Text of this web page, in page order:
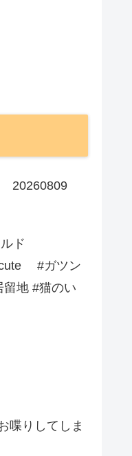
20260809
ルド
#ガツン
地 #猫のい
喋りしてしま